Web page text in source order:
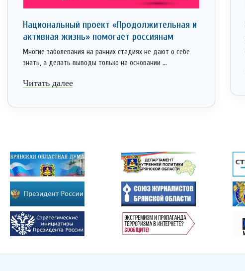
Национальный проект «Продолжительная и
активная жизнь» помогает россиянам
Многие заболевания на ранних стадиях не дают о себе
знать, а делать выводы только на основании ...
Читать далее